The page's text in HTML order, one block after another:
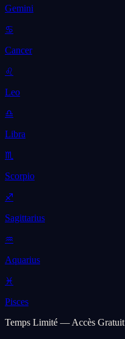
Gemini
♋
Cancer
♌
Leo
♎
Libra
♏
Scorpio
♐
Sagittarius
♒
Aquarius
♓
Pisces
Temps Limité — Accès Gratuit